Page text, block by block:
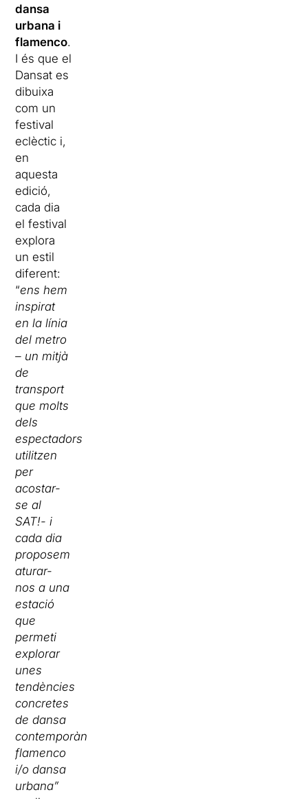
dansa
urbana i
flamenco.
I és que el
Dansat es
dibuixa
com un
festival
eclèctic i,
en
aquesta
edició,
cada dia
el festival
explora
un estil
diferent:
“ens hem
inspirat
en la línia
del metro
– un mitjà
de
transport
que molts
dels
espectadors
utilitzen
per
acostar-
se al
SAT!- i
cada dia
proposem
aturar-
nos a una
estació
que
permeti
explorar
unes
tendències
concretes
de dansa
contemporània,
flamenco
i/o dansa
urbana”